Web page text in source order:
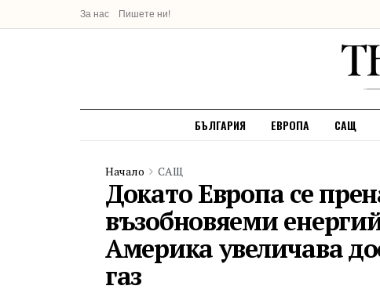
За нас Пишете ни!
БЪЛГАРИЯ ЕВРОПА САЩ
Начало САЩ
Докато Европа се
възобновяеми
Америка увеличава
газ